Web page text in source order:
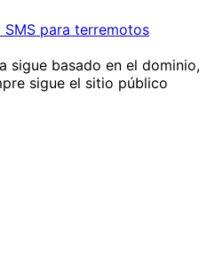
para terremotos
sigue basado en el dominio,
sigue el sitio público